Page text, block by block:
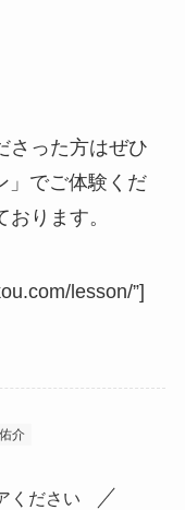
さった方はぜひ
」でご体験くだ
ります。
lesson/”]
介
ください